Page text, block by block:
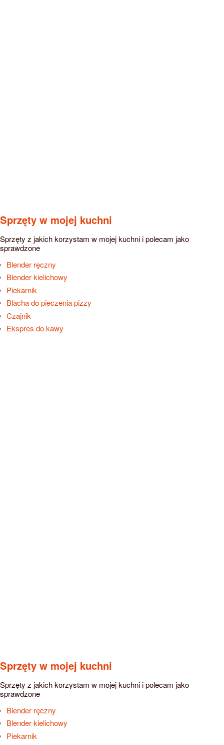
Sprzęty w mojej kuchni
Sprzęty z jakich korzystam w mojej kuchni i polecam jako
sprawdzone
Blender ręczny
Blender kielichowy
Piekarnik
Blacha do pieczenia pizzy
Czajnik
Ekspres do kawy
Sprzęty w mojej kuchni
Sprzęty z jakich korzystam w mojej kuchni i polecam jako
sprawdzone
Blender ręczny
Blender kielichowy
Piekarnik